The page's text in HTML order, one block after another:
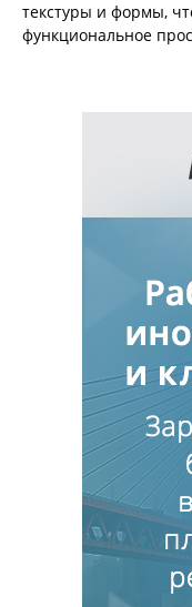
текстуры и формы,
функциональное